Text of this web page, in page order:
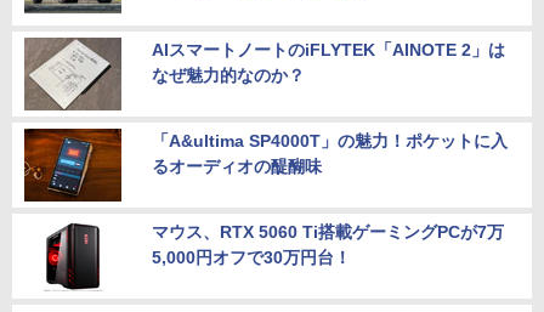
AIスマートノートのiFLYTEK「AINOTE 2」は
なぜ魅力的なのか？
「A&ultima SP4000T」の魅力！ポケットに入
るオーディオの醍醐味
マウス、RTX 5060 Ti搭載ゲーミングPCが7万
5,000円オフで30万円台！